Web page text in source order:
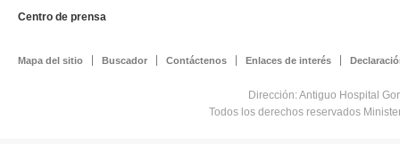
Centro de prensa
Mapa del sitio Buscador Contáctenos Enlaces de interés
Dirección: Antiguo Hospital
Todos los derechos reservados